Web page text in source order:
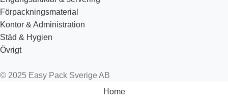
Förpackningsmaterial
Kontor & Administration
Städ & Hygien
Övrigt
© 2025 Easy Pack Sverige AB
Home